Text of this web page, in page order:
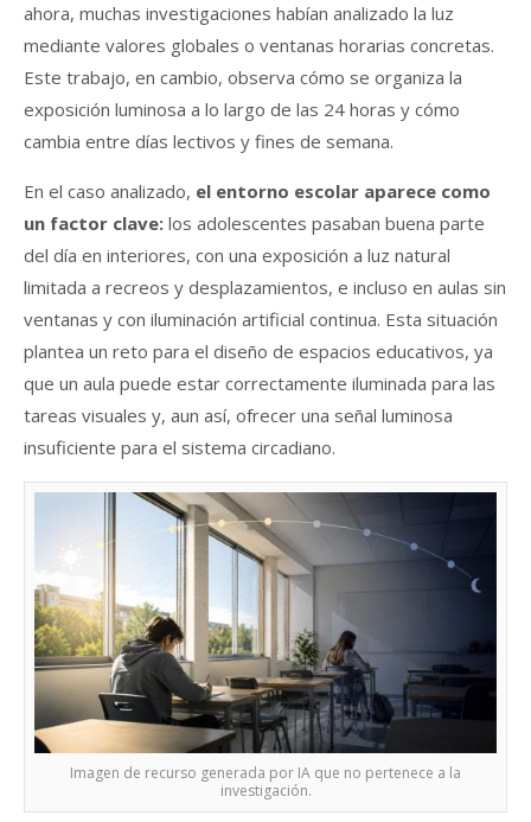
ahora, muchas investigaciones habían analizado la luz
mediante valores globales o ventanas horarias concretas.
Este trabajo, en cambio, observa cómo se organiza la
exposición luminosa a lo largo de las 24 horas y cómo
cambia entre días lectivos y fines de semana.
En el caso analizado, el entorno escolar aparece como
un factor clave: los adolescentes pasaban buena parte
del día en interiores, con una exposición a luz natural
limitada a recreos y desplazamientos, e incluso en aulas sin
ventanas y con iluminación artificial continua. Esta situación
plantea un reto para el diseño de espacios educativos, ya
que un aula puede estar correctamente iluminada para las
tareas visuales y, aun así, ofrecer una señal luminosa
insuficiente para el sistema circadiano.
Imagen de recurso generada por IA que no pertenece a la
investigación.